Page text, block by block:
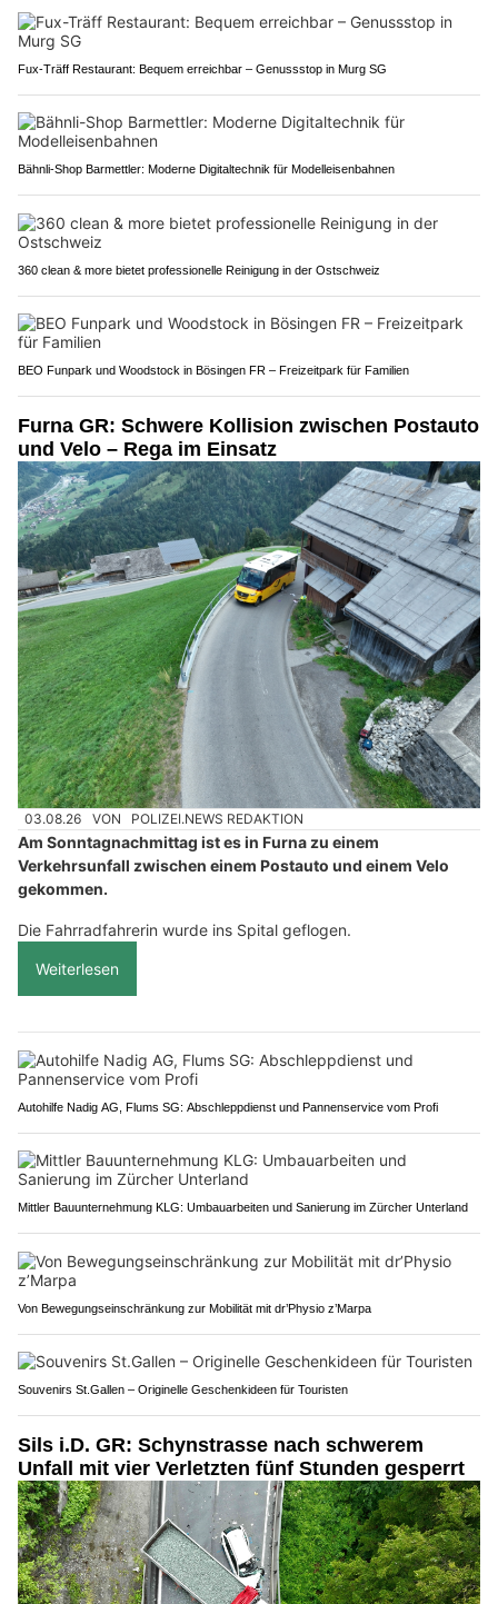
Fux-Träff Restaurant: Bequem erreichbar – Genussstop in Murg SG
Bähnli-Shop Barmettler: Moderne Digitaltechnik für Modelleisenbahnen
360 clean & more bietet professionelle Reinigung in der Ostschweiz
BEO Funpark und Woodstock in Bösingen FR – Freizeitpark für Familien
Furna GR: Schwere Kollision zwischen Postauto
und Velo – Rega im Einsatz
03.08.26 VON POLIZEI.NEWS REDAKTION
Am Sonntagnachmittag ist es in Furna zu einem
Verkehrsunfall zwischen einem Postauto und einem Velo
gekommen.
Die Fahrradfahrerin wurde ins Spital geflogen.
Weiterlesen
Autohilfe Nadig AG, Flums SG: Abschleppdienst und Pannenservice vom Profi
Mittler Bauunternehmung KLG: Umbauarbeiten und Sanierung im Zürcher Unterland
Von Bewegungseinschränkung zur Mobilität mit dr’Physio z’Marpa
Souvenirs St.Gallen – Originelle Geschenkideen für Touristen
Sils i.D. GR: Schynstrasse nach schwerem
Unfall mit vier Verletzten fünf Stunden gesperrt